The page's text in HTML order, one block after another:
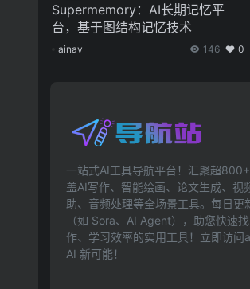
Supermemory：AI长期记忆平
台，基于图结构记忆技术
ainav 146 0
一站式AI工具导航平台！汇聚超
盖AI写作、智能绘画、论文生成、视
助、音频处理等全场景工具。每日更
（如 Sora、AI Agent），助您快速
作、学习效率的实用工具！立即访
AI 新可能！